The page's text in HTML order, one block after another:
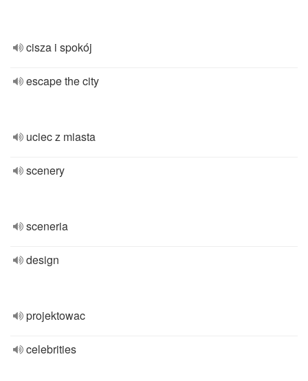
cisza i spokój
escape the city
uciec z miasta
scenery
sceneria
design
projektowac
celebrities